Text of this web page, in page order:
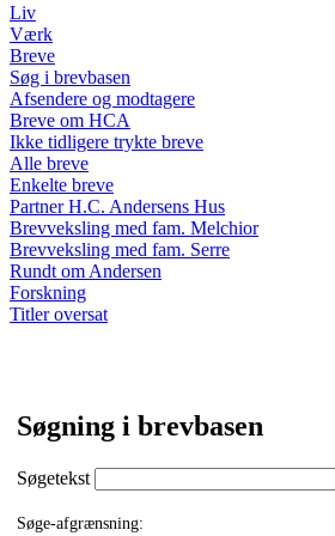
Liv
Værk
Breve
Søg i brevbasen
Afsendere og modtagere
Breve om HCA
Ikke tidligere trykte breve
Alle breve
Enkelte breve
Partner H.C. Andersens Hus
Brevveksling med fam. Melchior
Brevveksling med fam. Serre
Rundt om Andersen
Forskning
Titler oversat
Søgning i brevbasen
Søgetekst
Søge-afgrænsning: